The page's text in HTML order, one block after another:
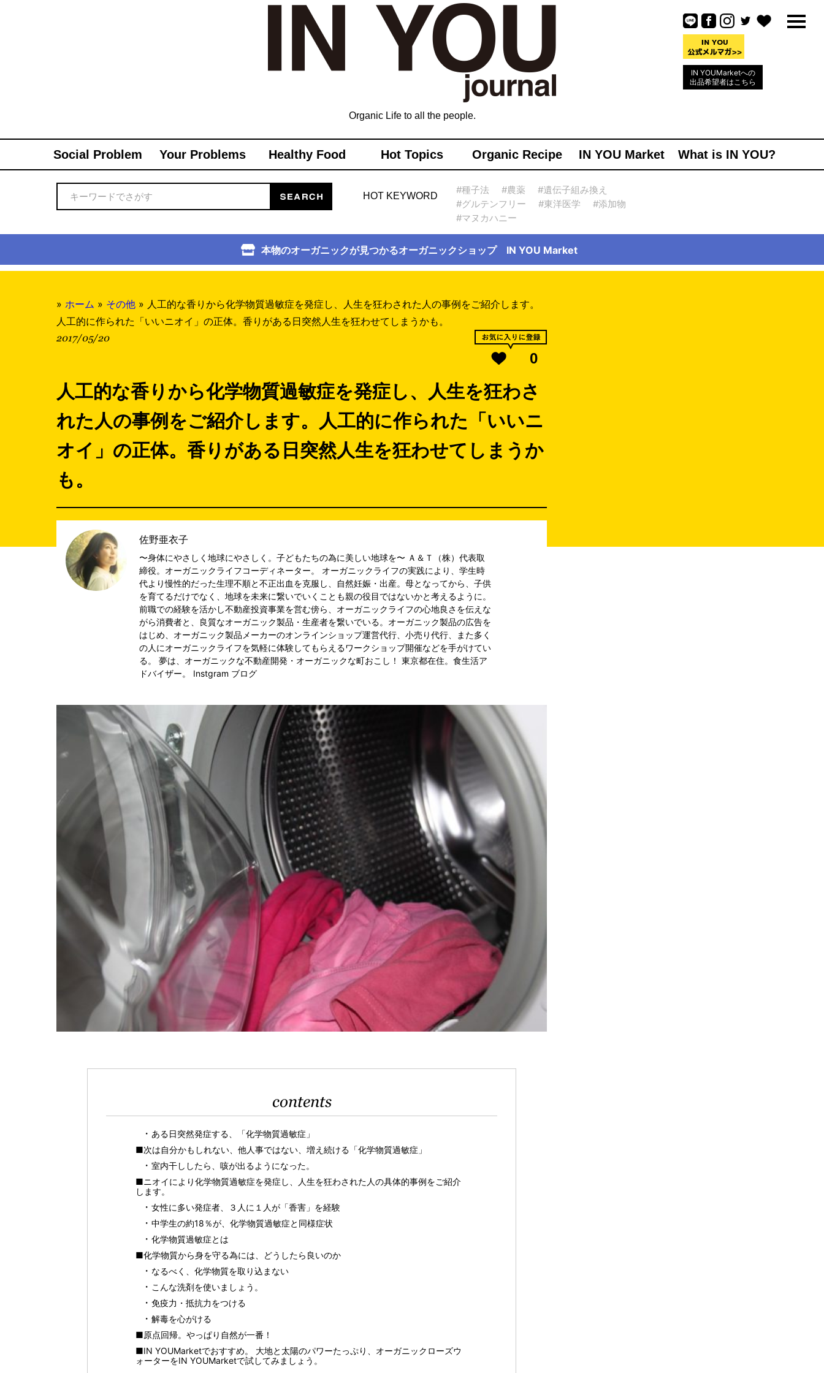
IN YOUMarketへの
出品希望者はこちら
Organic Life to all the people.
Social Problem Your Problems Healthy Food Hot Topics Organic Recipe IN YOU Market What is IN YOU?
HOT KEYWORD
#種子法 #農薬
#遺伝子組み換え
#グルテンフリー
#東洋医学
#添加物
#マヌカハニー
本物のオーガニックが見つかるオーガニックショップ IN YOU Market
» ホーム » その他 » 人工的な香りから化学物質過敏症を発症し、人生を狂わされた人の事例をご紹介します。
人工的に作られた「いいニオイ」の正体。香りがある日突然人生を狂わせてしまうかも。
2017/05/20
0
人工的な香りから化学物質過敏症を発症し、人生を狂わさ
れた人の事例をご紹介します。人工的に作られた「いいニ
オイ」の正体。香りがある日突然人生を狂わせてしまうか
も。
佐野亜衣子
〜身体にやさしく地球にやさしく。子どもたちの為に美しい地球を〜 Ａ＆Ｔ（株）代表取
締役。オーガニックライフコーディネーター。 オーガニックライフの実践により、学生時
代より慢性的だった生理不順と不正出血を克服し、自然妊娠・出産。母となってから、子供
を育てるだけでなく、地球を未来に繋いでいくことも親の役目ではないかと考えるように。
前職での経験を活かし不動産投資事業を営む傍ら、オーガニックライフの心地良さを伝えな
がら消費者と、良質なオーガニック製品・生産者を繋いでいる。オーガニック製品の広告を
はじめ、オーガニック製品メーカーのオンラインショップ運営代行、小売り代行、また多く
の人にオーガニックライフを気軽に体験してもらえるワークショップ開催などを手がけてい
る。 夢は、オーガニックな不動産開発・オーガニックな町おこし！ 東京都在住。食生活ア
ドバイザー。 Instgram ブログ
contents
ある日突然発症する、「化学物質過敏症」
■次は自分かもしれない、他人事ではない、増え続ける「化学物質過敏症」
室内干ししたら、咳が出るようになった。
■ニオイにより化学物質過敏症を発症し、人生を狂わされた人の具体的事例をご紹介
します。
女性に多い発症者、３人に１人が「香害」を経験
中学生の約18％が、化学物質過敏症と同様症状
化学物質過敏症とは
■化学物質から身を守る為には、どうしたら良いのか
なるべく、化学物質を取り込まない
こんな洗剤を使いましょう。
免疫力・抵抗力をつける
解毒を心がける
■原点回帰。やっぱり自然が一番！
■IN YOUMarketでおすすめ。 大地と太陽のパワーたっぷり、オーガニックローズウ
ォーターをIN YOUMarketで試してみましょう。